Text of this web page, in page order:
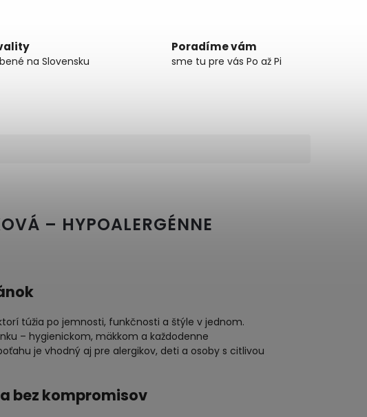
na Slovensku
Poradíme vám
sme tu pre vás Po až Pi
– HYPOALERGÉNNE
túžia po jemnosti, funkčnosti a štýle v jednom.
– hygienickom, mäkkom a každodenne
je vhodný aj pre alergikov, deti a osoby s citlivou
bez kompromisov